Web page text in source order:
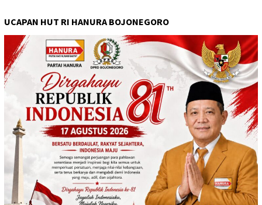
UCAPAN HUT RI HANURA BOJONEGORO